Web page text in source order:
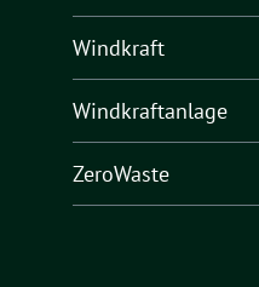
Windkraft
Windkraftanlage
ZeroWaste